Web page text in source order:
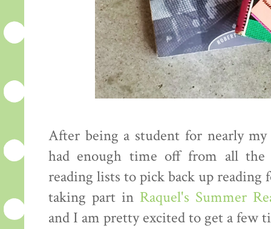
After being a student for nearly
had enough time off from all the
reading lists to pick back up
taking part in Raquel's Summer
and I am pretty excited to get a few